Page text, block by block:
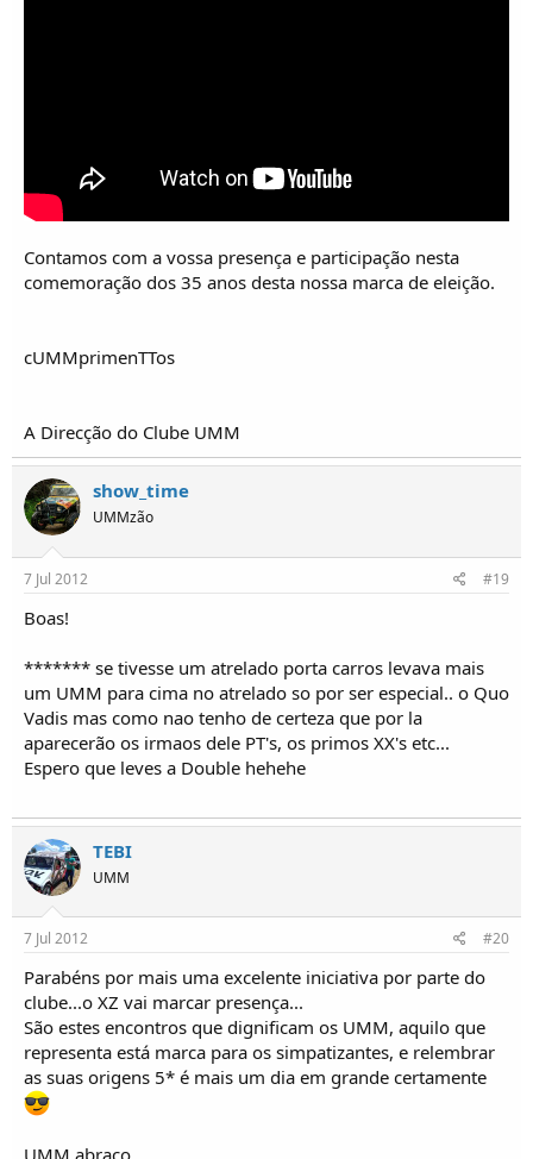
Contamos com a vossa presença e participação nesta
comemoração dos 35 anos desta nossa marca de eleição.
cUMMprimenTTos
A Direcção do Clube UMM
show_time
UMMzão
7 Jul 2012 #19
Boas!
******* se tivesse um atrelado porta carros levava mais
um UMM para cima no atrelado so por ser especial.. o Quo
Vadis mas como nao tenho de certeza que por la
aparecerão os irmaos dele PT's, os primos XX's etc...
Espero que leves a Double hehehe
TEBI
UMM
7 Jul 2012 #20
Parabéns por mais uma excelente iniciativa por parte do
clube...o XZ vai marcar presença...
São estes encontros que dignificam os UMM, aquilo que
representa está marca para os simpatizantes, e relembrar
as suas origens 5* é mais um dia em grande certamente